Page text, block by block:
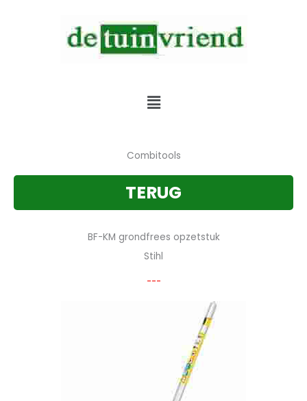
Menu
Combitools
TERUG
BF-KM grondfrees opzetstuk
Stihl
---